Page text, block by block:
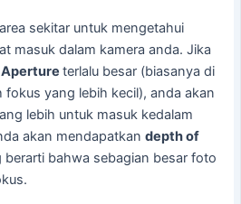
sekitar untuk mengetahui
masuk dalam kamera anda. Jika
Apertureterlalu besar (biasanya di
fokus yang lebih kecil), anda akan
lebih untuk masuk kedalam
akan mendapatkandepth of
bahwa sebagian besar foto